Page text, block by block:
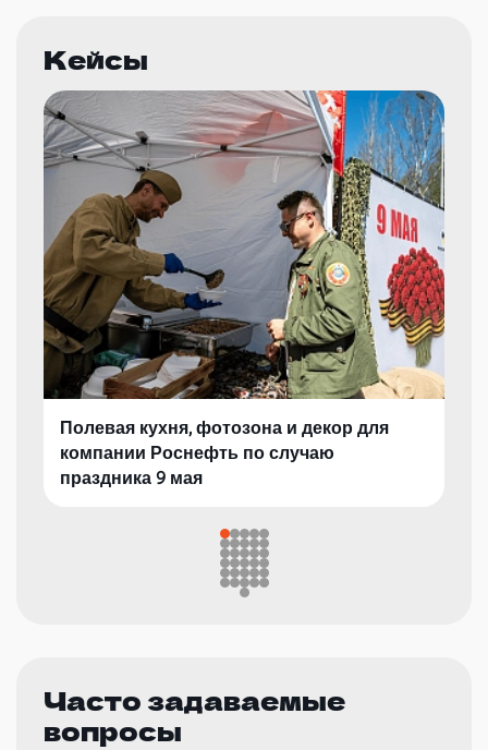
Кейсы
Полевая кухня, фотозона и декор для
компании Роснефть по случаю
праздника 9 мая
Часто задаваемые
вопросы